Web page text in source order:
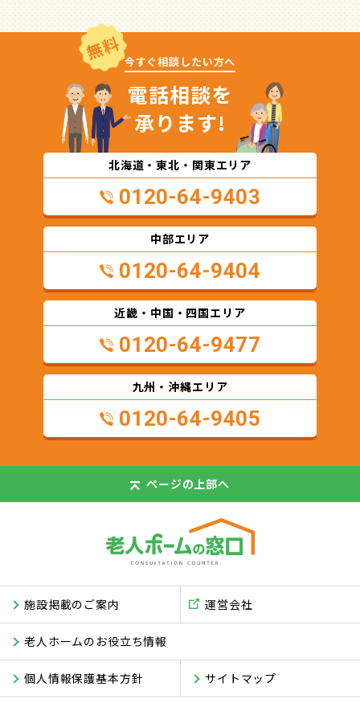
無料 今すぐ相談したい方へ
電話相談を
承ります!
北海道・東北・関東エリア
0120-64-9403
中部エリア
0120-64-9404
近畿・中国・四国エリア
0120-64-9477
九州・沖縄エリア
0120-64-9405
ページの上部へ
施設掲載のご案内
老人ホームのお役立ち情報
サイトマップ
運営会社
個人情報保護基本方針